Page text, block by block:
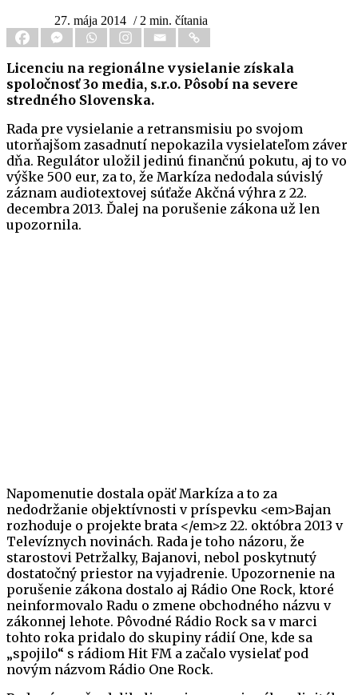
27. mája 2014 / 2 min. čítania
Licenciu na regionálne vysielanie získala
spoločnosť 3o media, s.r.o. Pôsobí na severe
stredného Slovenska.
Rada pre vysielanie a retransmisiu po svojom
utorňajšom zasadnutí nepokazila vysielateľom záver
dňa. Regulátor uložil jedinú finančnú pokutu, aj to vo
výške 500 eur, za to, že Markíza nedodala súvislý
záznam audiotextovej súťaže Akčná výhra z 22.
decembra 2013. Ďalej na porušenie zákona už len
upozornila.
Napomenutie dostala opäť Markíza a to za
nedodržanie objektívnosti v príspevku <em>Bajan
rozhoduje o projekte brata </em>z 22. októbra 2013 v
Televíznych novinách. Rada je toho názoru, že
starostovi Petržalky, Bajanovi, nebol poskytnutý
dostatočný priestor na vyjadrenie. Upozornenie na
porušenie zákona dostalo aj Rádio One Rock, ktoré
neinformovalo Radu o zmene obchodného názvu v
zákonnej lehote. Pôvodné Rádio Rock sa v marci
tohto roka pridalo do skupiny rádií One, kde sa
„spojilo“ s rádiom Hit FM a začalo vysielať pod
novým názvom Rádio One Rock.